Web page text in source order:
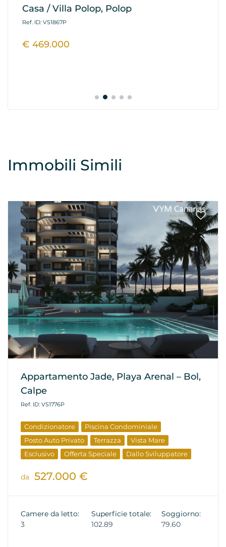
Casa / Villa Polop, Polop
Ref. ID: VS1867P
€ 469.000
Immobili Simili
Appartamento Jade, Playa Arenal – Bol,
Calpe
Ref. ID: VS1776P
Condizionatore
Piscina Condominiale
Posto Auto Privato
Terrazza
Vista Mare
Esclusivo
Offerta Speciale Dallo Sviluppatore
da 527.000 €
Camere da letto:
3
Superficie totale:
102.89
Soggiorno:
79.60